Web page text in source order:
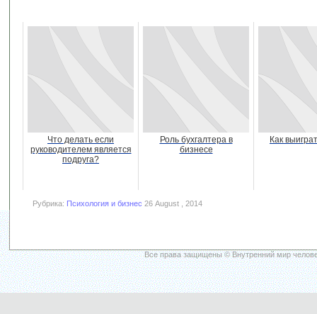
Что делать если
руководителем является
подруга?
Роль бухгалтера в
бизнесе
Как
Рубрика: Психология и бизнес 26 August , 2014
Все права защищены © Внутренний мир